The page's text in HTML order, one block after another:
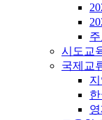
시도교
국제교